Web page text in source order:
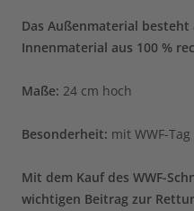
Das Außenmaterial
Innenmaterial aus 100 %
Maße: 24 cm hoch
Besonderheit: mit WWF-
Mit dem Kauf des WWF-
wichtigen Beitrag zur